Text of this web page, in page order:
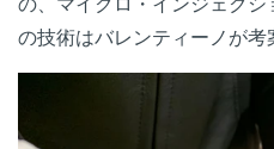
の技術はバレンティーノが考